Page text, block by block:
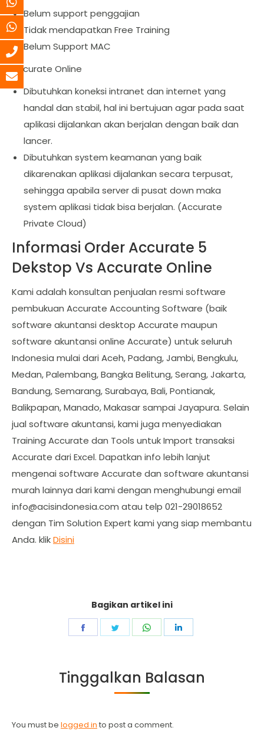
Belum support penggajian
Tidak mendapatkan Free Training
Belum Support MAC
Accurate Online
Dibutuhkan koneksi intranet dan internet yang
handal dan stabil, hal ini bertujuan agar pada saat
aplikasi dijalankan akan berjalan dengan baik dan
lancer.
Dibutuhkan system keamanan yang baik
dikarenakan aplikasi dijalankan secara terpusat,
sehingga apabila server di pusat down maka
system aplikasi tidak bisa berjalan. (Accurate
Private Cloud)
Informasi Order Accurate 5
Dekstop Vs Accurate Online
Kami adalah konsultan penjualan resmi software
pembukuan Accurate Accounting Software (baik
software akuntansi desktop Accurate maupun
software akuntansi online Accurate) untuk seluruh
Indonesia mulai dari Aceh, Padang, Jambi, Bengkulu,
Medan, Palembang, Bangka Belitung, Serang, Jakarta,
Bandung, Semarang, Surabaya, Bali, Pontianak,
Balikpapan, Manado, Makasar sampai Jayapura. Selain
jual software akuntansi, kami juga menyediakan
Training Accurate dan Tools untuk Import transaksi
Accurate dari Excel. Dapatkan info lebih lanjut
mengenai software Accurate dan software akuntansi
murah lainnya dari kami dengan menghubungi email
info@acisindonesia.com atau telp 021-29018652
dengan Tim Solution Expert kami yang siap membantu
Anda. klikDisini
Bagikan artikel ini
Share
Share
Share
Tinggalkan Balasan
You must be logged in to post a comment.